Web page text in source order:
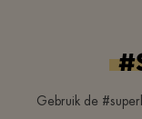
Gebruik de